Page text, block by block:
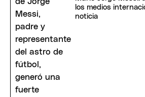
los medios
noticia